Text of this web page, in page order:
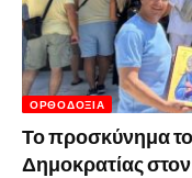
ΟΡΘΟΔΟΞΊΑ
Το προσκύνημα
Δημοκρατίας